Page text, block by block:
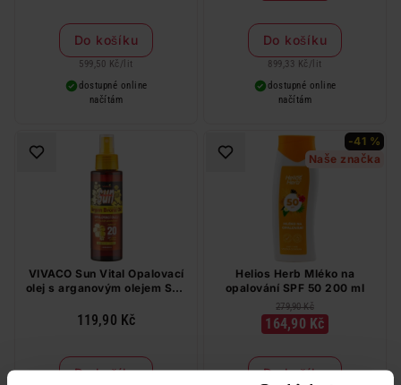
Do košíku
599,50 Kč / lit
dostupné online
načítám
Do košíku
899,33 Kč / lit
dostupné online
načítám
VIVACO Sun Vital Opalovací
olej s arganovým olejem SPF
119,90 Kč
Do košíku
-41 %
Naše značka
Helios Herb Mléko na
opalování SPF 50 200 ml
279,90 Kč
164,90 Kč
Do košíku